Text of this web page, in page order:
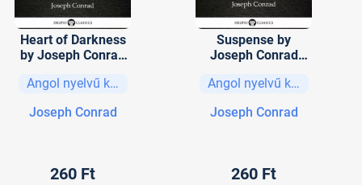
Heart of Darkness
by Joseph Conrad
Angol nyelvű könyvek
Joseph Conrad
260 Ft
Suspense by
Joseph Conrad
Angol nyelvű könyvek
Joseph Conrad
260 Ft